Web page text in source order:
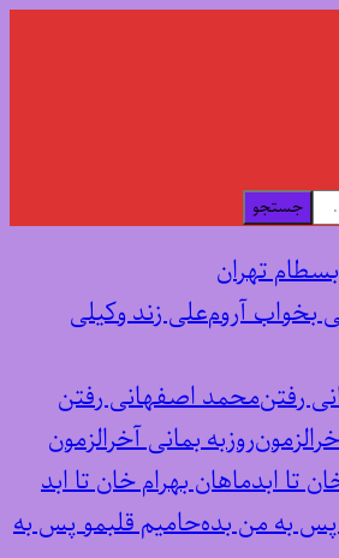
جستجو
بسطام تهران
علی زند وکیلی
محمد اصفهانی رفتن
روزبه بمانی آخرالزمون
ماهان بهرام خان تا ابد
حامیم قلبمو پس به